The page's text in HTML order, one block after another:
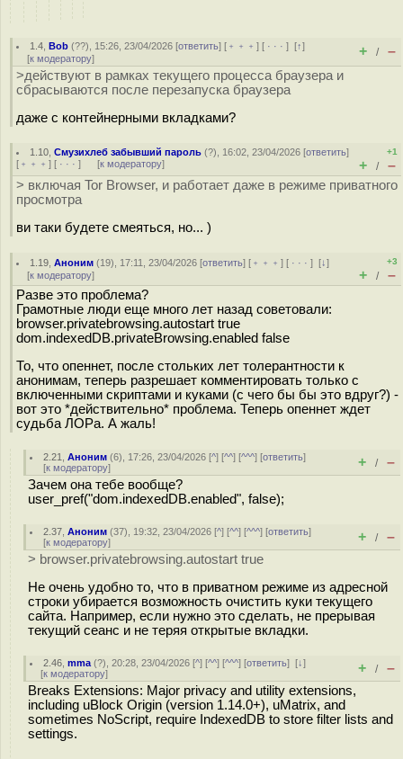
1.4 ,Bob (??), 15:26, 23/04/2026 [ответить] [ ﹢﹢﹢] [ · · ·][↑]
[к модератору] + / –
>действуют в рамках текущего процесса браузера и
сбрасываются после перезапуска браузера
даже с контейнерными вкладками?
1.10 ,Смузихлеб забывший пароль (?), 16:02, 23/04/2026 [ответить]
[ ﹢﹢﹢ ] [ · · · ] [к модератору]
+1
+ / –
> включая Tor Browser, и работает даже в режиме приватного
просмотра
ви таки будете смеяться, но... )
1.19 ,Аноним (19), 17:11, 23/04/2026 [ответить] [ ﹢﹢﹢] [ · · ·][↓]
[к модератору]
+3
+ / –
Разве это проблема?
Грамотные люди еще много лет назад советовали:
browser.privatebrowsing.autostart true
dom.indexedDB.privateBrowsing.enabled false
То, что опеннет, после стольких лет толерантности к
анонимам, теперь разрешает комментировать только с
включенными скриптами и куками (с чего бы бы это вдруг?) -
вот это *действительно* проблема. Теперь опеннет ждет
судьба ЛОРа. А жаль!
2.21 ,Аноним (6), 17:26, 23/04/2026 [^] [^^] [^^^] [ответить]
[к модератору] + / –
Зачем она тебе вообще?
user_pref("dom.indexedDB.enabled", false);
2.37 ,Аноним (37), 19:32, 23/04/2026 [^] [^^] [^^^] [ответить]
[к модератору] + / –
> browser.privatebrowsing.autostart true
Не очень удобно то, что в приватном режиме из адресной
строки убирается возможность очистить куки текущего
сайта. Например, если нужно это сделать, не прерывая
текущий сеанс и не теряя открытые вкладки.
2.46 ,mma (?), 20:28, 23/04/2026 [^] [^^] [^^^] [ответить][↓]
[к модератору] + / –
Breaks Extensions: Major privacy and utility extensions,
including uBlock Origin (version 1.14.0+), uMatrix, and
sometimes NoScript, require IndexedDB to store filter lists and
settings.